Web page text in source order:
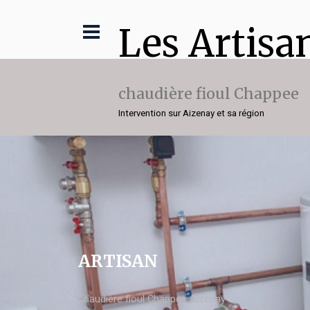
Les
chaudière fioul Chappee
Intervention sur Aizenay et sa région
ARTISAN
chaudière fioul Chappee Aizenay